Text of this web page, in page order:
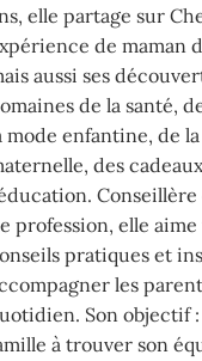
elle partage sur
de maman
aussi ses
de la santé,
mode enfantine, de
des
profession, elle
pratiques et
les
Son objectif
à trouver son